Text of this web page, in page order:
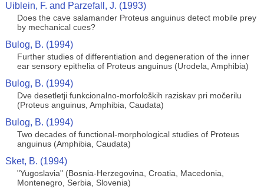
Uiblein, F. and Parzefall, J. (1993)
Does the cave salamander Proteus anguinus detect mobile prey
by mechanical cues?
Bulog, B. (1994)
Further studies of differentiation and degeneration of the inner
ear sensory epithelia of Proteus anguinus (Urodela, Amphibia)
Bulog, B. (1994)
Dve desetletji funkcionalno-morfoloških raziskav pri močerilu
(Proteus anguinus, Amphibia, Caudata)
Bulog, B. (1994)
Two decades of functional-morphological studies of Proteus
anguinus (Amphibia, Caudata)
Sket, B. (1994)
"Yugoslavia" (Bosnia-Herzegovina, Croatia, Macedonia,
Montenegro, Serbia, Slovenia)